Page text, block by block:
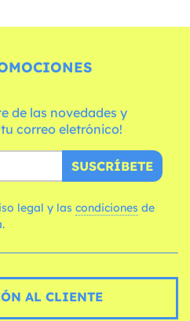
de las novedades y
correo eletrónico!
SUSCRÍBETE
legal y las condiciones
AL CLIENTE